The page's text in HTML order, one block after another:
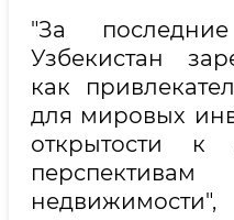
"За
Узбекистан
как
для мировых
открытости к